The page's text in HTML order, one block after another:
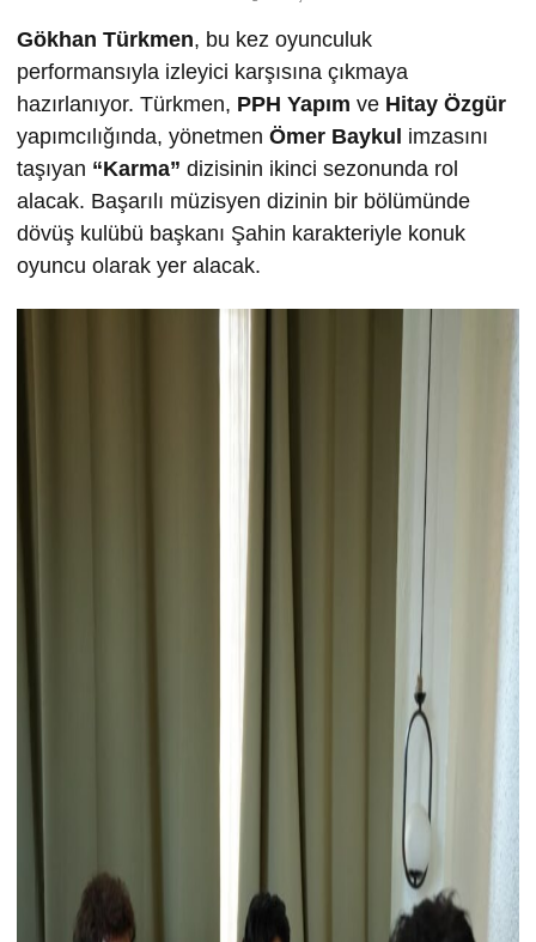
Gökhan Türkmen, bu kez oyunculuk
performansıyla izleyici karşısına çıkmaya
hazırlanıyor. Türkmen, PPH Yapım ve Hitay Özgür
yapımcılığında, yönetmen Ömer Baykul imzasını
taşıyan “Karma” dizisinin ikinci sezonunda rol
alacak. Başarılı müzisyen dizinin bir bölümünde
dövüş kulübü başkanı Şahin karakteriyle konuk
oyuncu olarak yer alacak.